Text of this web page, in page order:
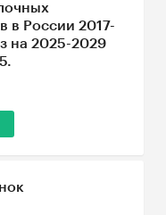
в России 2017-
на 2025-2029